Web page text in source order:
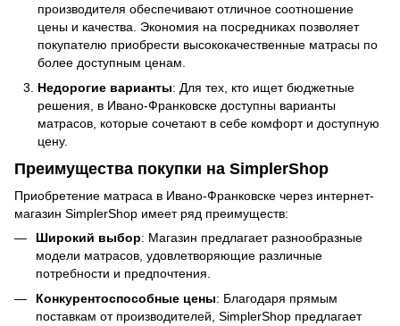
производителя обеспечивают отличное соотношение
цены и качества. Экономия на посредниках позволяет
покупателю приобрести высококачественные матрасы по
более доступным ценам.
Недорогие варианты: Для тех, кто ищет бюджетные
решения, в Ивано-Франковске доступны варианты
матрасов, которые сочетают в себе комфорт и доступную
цену.
Преимущества покупки на SimplerShop
Приобретение матраса в Ивано-Франковске через интернет-
магазин SimplerShop имеет ряд преимуществ:
Широкий выбор: Магазин предлагает разнообразные
модели матрасов, удовлетворяющие различные
потребности и предпочтения.
Конкурентоспособные цены: Благодаря прямым
поставкам от производителей, SimplerShop предлагает